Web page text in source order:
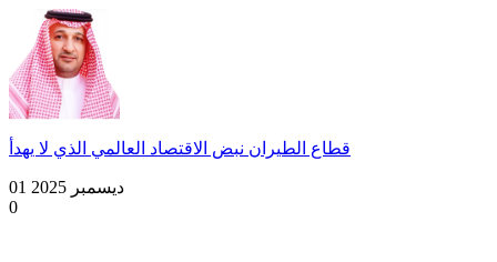
قطاع الطيران نبض الاقتصاد العالمي الذي لا يهدأ
01 ديسمبر 2025
0